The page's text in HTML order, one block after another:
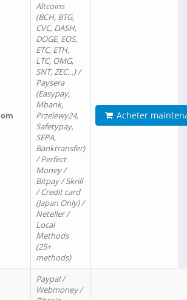
Altcoins
(BCH, BTG,
CVC, DASH,
DOGE, EOS,
ETC, ETH,
LTC, OMG,
SNT, ZEC…) /
Paysera
(Easypay,
Mbank,
Przelewy24,
Safetypay,
SEPA,
Banktransfer)
/ Perfect
Money /
Bitpay / Skrill
/ Credit card
(Japan Only) /
Neteller /
Local
Methods
(25+
methods)
Acheter
Paypal /
Webmoney /